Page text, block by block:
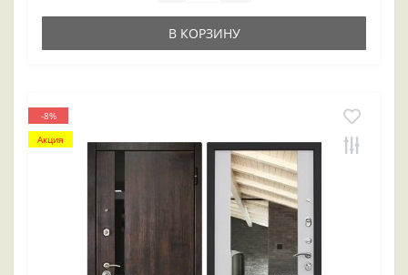
В КОРЗИНУ
-8%
Акция